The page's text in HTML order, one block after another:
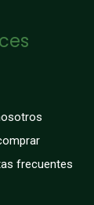
frecuentes